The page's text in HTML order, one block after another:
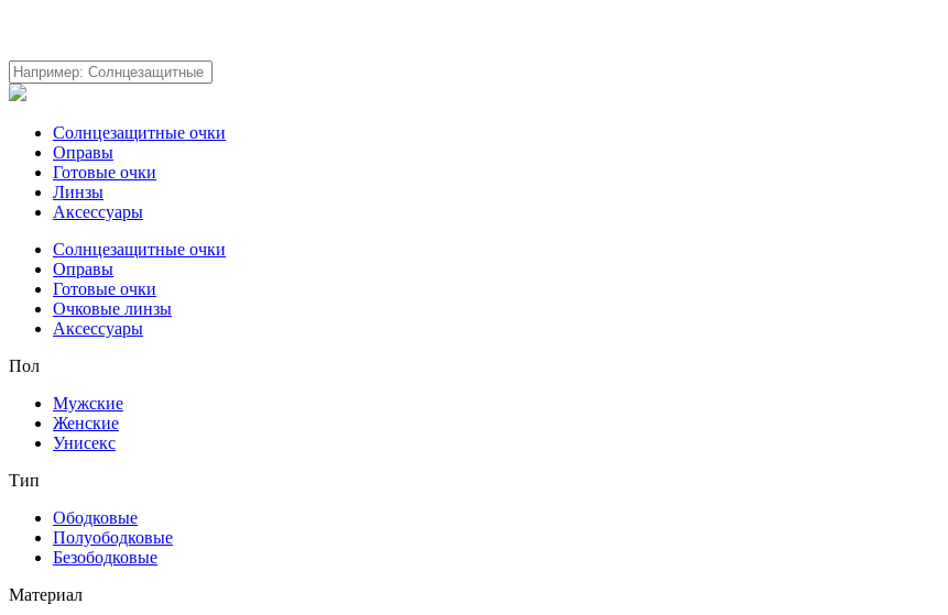
Солнцезащитные очки
Оправы
Готовые очки
Линзы
Аксессуары
Солнцезащитные очки
Оправы
Готовые очки
Очковые линзы
Аксессуары
Пол
Мужские
Женские
Унисекс
Тип
Ободковые
Полуободковые
Безободковые
Материал